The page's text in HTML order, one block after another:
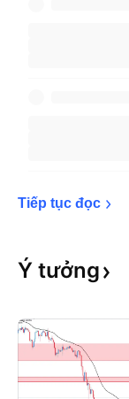
Tiếp tục đọc
Ý tưởng